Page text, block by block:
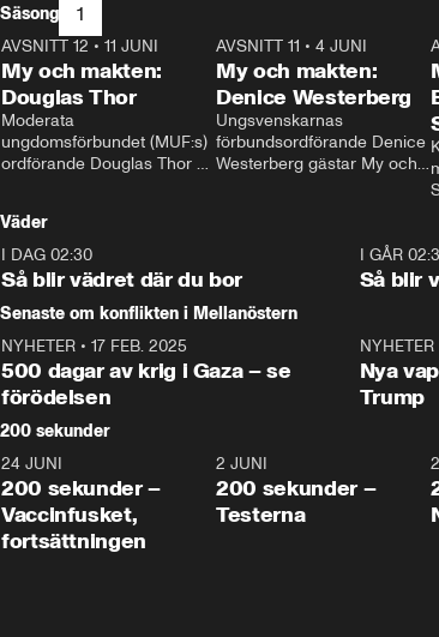
Säsong 1
26:27
AVSNITT 12 • 11 JUNI
My och makten:
Douglas Thor
Moderata
ungdomsförbundet (MUF:s)
ordförande Douglas Thor
tonårsutvisningarna och hur
Moderaterna ska locka
väljare till valet i höst.
23:40
AVSNITT 11 •4 JUNI
My och makten:
Denice Westerberg
Ungsvenskarnas
förbundsordförande Denice
Westerberg gästar My och
Väder
I DAG 02:30
Så blir vädret där du bor
I GÅR
Så blir
Senaste om konflikten i Mellanöstern
NYHETER • 17 FEB. 2025
500 dagar av krig i Gaza – se
förödelsen
NYHETER
Nya
Trump
200 sekunder
5:00
24 JUNI
200 sekunder –
Vaccinfusket,
fortsättningen
4:23
2 JUNI
200 sekunder –
Testerna